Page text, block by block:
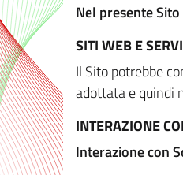
Nel presente
SITI WEB E
Il Sito potrebbe
adottata e quindi
INTERAZIONE
Interazione con